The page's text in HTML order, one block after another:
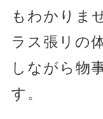
もわかりま
ラス張リの
しながら物
す。